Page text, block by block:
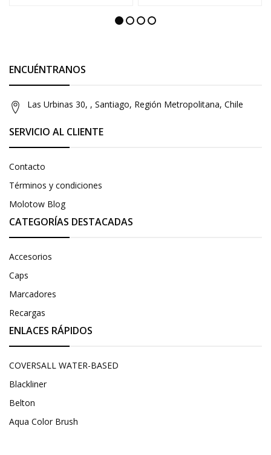
ENCUÉNTRANOS
Las Urbinas 30, , Santiago, Región Metropolitana, Chile
SERVICIO AL CLIENTE
Contacto
Términos y condiciones
Molotow Blog
CATEGORÍAS DESTACADAS
Accesorios
Caps
Marcadores
Recargas
ENLACES RÁPIDOS
COVERSALL WATER-BASED
Blackliner
Belton
Aqua Color Brush